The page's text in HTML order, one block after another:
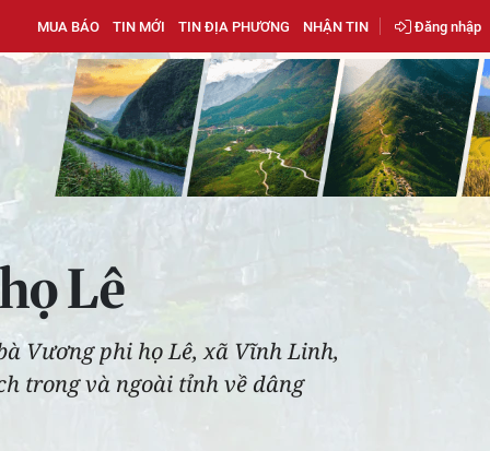
MUA BÁO TIN MỚI TIN ĐỊA PHƯƠNG NHẬN TIN Đăng nhập
Lê
Vương phi họ Lê, xã Vĩnh Linh,
trong và ngoài tỉnh về dâng